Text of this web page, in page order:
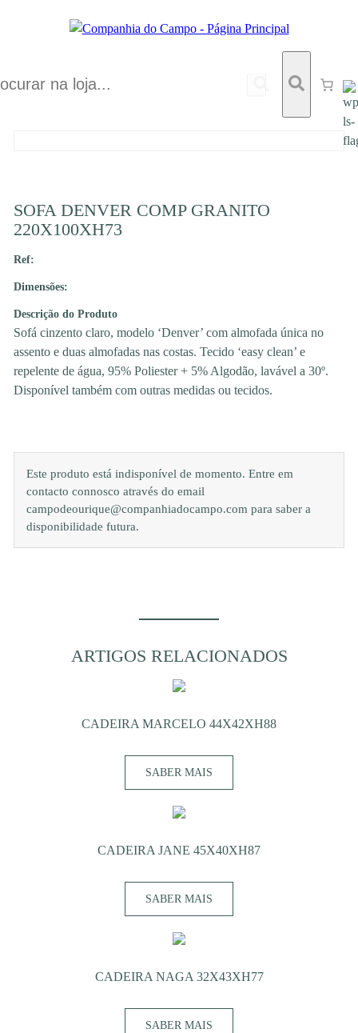
SOFA DENVER COMP GRANITO
220X100XH73
Ref:
Dimensões:
Descrição do Produto
Sofá cinzento claro, modelo ‘Denver’ com almofada única no
assento e duas almofadas nas costas. Tecido ‘easy clean’ e
repelente de água, 95% Poliester + 5% Algodão, lavável a 30º.
Disponível também com outras medidas ou tecidos.
Este produto está indisponível de momento. Entre em
contacto connosco através do email
campodeourique@companhiadocampo.com para saber a
disponibilidade futura.
ARTIGOS RELACIONADOS
CADEIRA MARCELO 44X42XH88
SABER MAIS
CADEIRA JANE 45X40XH87
SABER MAIS
CADEIRA NAGA 32X43XH77
SABER MAIS